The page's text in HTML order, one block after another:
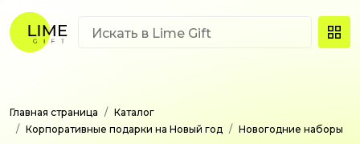
Главная страница
Каталог
Корпоративные подарки на Новый год
Новогодние наборы